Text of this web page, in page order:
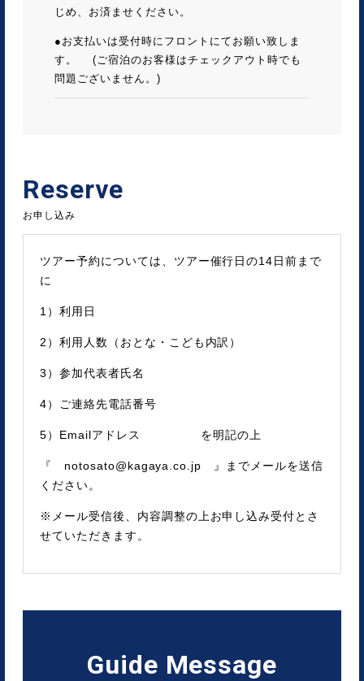
じめ、お済ませください。
●お支払いは受付時にフロントにてお願い致しま
す。 (ご宿泊のお客様はチェックアウト時でも
問題ございません。)
Reserve
お申し込み
ツアー予約については、ツアー催行日の14日前まで
に
1）利用日
2）利用人数（おとな・こども内訳）
3）参加代表者氏名
4）ご連絡先電話番号
5）Emailアドレス を明記の上
『 notosato@kagaya.co.jp 』までメールを送信
ください。
※メール受信後、内容調整の上お申し込み受付とさ
せていただきます。
Guide Message